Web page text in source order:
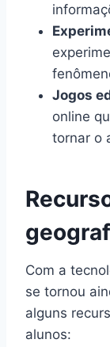
Jogos
online
tornar o
Com a
se tornou
alguns
alunos: